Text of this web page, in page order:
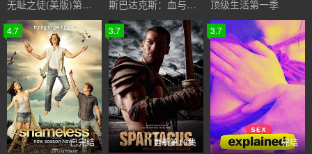
无耻之徒(美版)第一季 斯巴达克斯：血与沙第一季 顶级生活第一季
4.7
已完结
3.7
更新第10集
3.7
完结